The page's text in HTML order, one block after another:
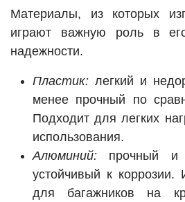
Материалы, из которых
играют важную роль в
надежности.
Пластик: легкий и
менее прочный по
Подходит для легких
использования.
Алюминий: прочный и
устойчивый к коррозии.
для багажников на